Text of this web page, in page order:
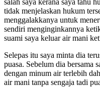
tidak menjelaskan hukum
menggalakkanya untuk
sendiri menginginkannya
suami saya keluar air mani
Selepas itu saya minta dia
puasa. Sebelum dia bersama
dengan minum air terlebih
air mani tanpa sengaja tadi